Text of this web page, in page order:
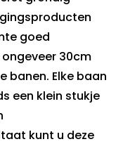
goed
30cm
banen. Elke baan
een klein stukje
kunt u deze